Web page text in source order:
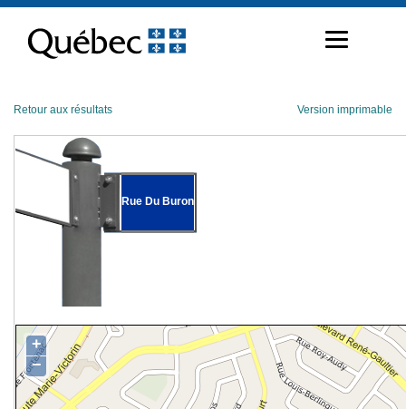
contenu
Retour aux résultats Version imprimable
Rue Du Buron
+
−